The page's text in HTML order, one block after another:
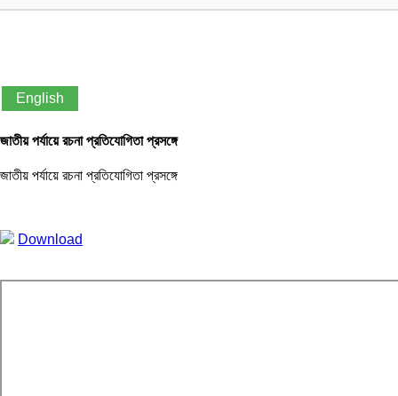
English
জাতীয় পর্যায়ে রচনা প্রতিযোগিতা প্রসঙ্গে
জাতীয় পর্যায়ে রচনা প্রতিযোগিতা প্রসঙ্গে
Download